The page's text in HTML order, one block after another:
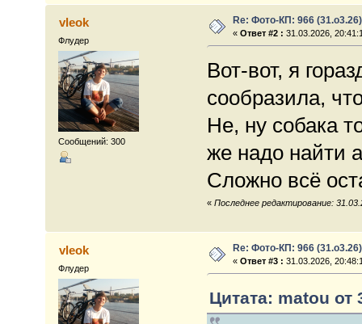
vleok
Флудер
Сообщений: 300
Re: Фото-КП: 966
«Ответ #2 : 31.03.2026,
Вот-вот, я
сообразила,
Не, ну собака
же надо найти
Сложно всё
« Последнее редактирование:
vleok
Флудер
Re: Фото-КП: 966
«Ответ #3 : 31.03.2026,
Цитата: matou от